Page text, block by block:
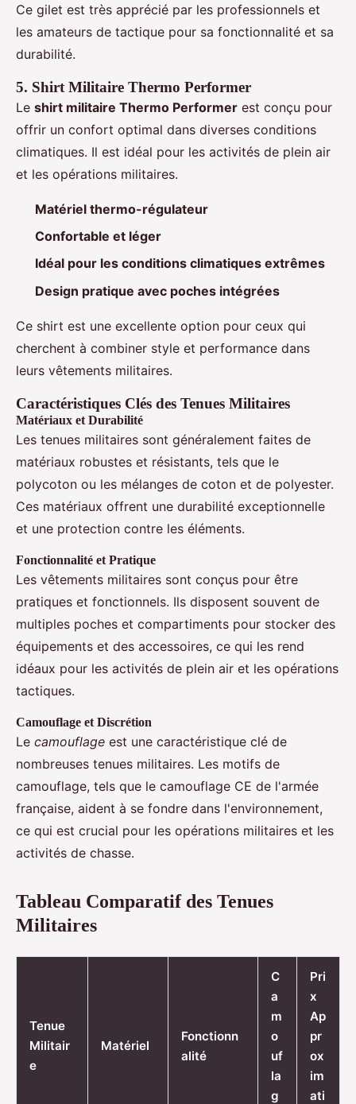
Ce gilet est très apprécié par les professionnels et
les amateurs de tactique pour sa fonctionnalité et sa
durabilité.
5. Shirt Militaire Thermo Performer
Le shirt militaire Thermo Performer est conçu pour
offrir un confort optimal dans diverses conditions
climatiques. Il est idéal pour les activités de plein air
et les opérations militaires.
Matériel thermo-régulateur
Confortable et léger
Idéal pour les conditions climatiques extrêmes
Design pratique avec poches intégrées
Ce shirt est une excellente option pour ceux qui
cherchent à combiner style et performance dans
leurs vêtements militaires.
Caractéristiques Clés des Tenues Militaires
Matériaux et Durabilité
Les tenues militaires sont généralement faites de
matériaux robustes et résistants, tels que le
polycoton ou les mélanges de coton et de polyester.
Ces matériaux offrent une durabilité exceptionnelle
et une protection contre les éléments.
Fonctionnalité et Pratique
Les vêtements militaires sont conçus pour être
pratiques et fonctionnels. Ils disposent souvent de
multiples poches et compartiments pour stocker des
équipements et des accessoires, ce qui les rend
idéaux pour les activités de plein air et les opérations
tactiques.
Camouflage et Discrétion
Le camouflage est une caractéristique clé de
nombreuses tenues militaires. Les motifs de
camouflage, tels que le camouflage CE de l'armée
française, aident à se fondre dans l'environnement,
ce qui est crucial pour les opérations militaires et les
activités de chasse.
Tableau Comparatif des Tenues
Militaires
Tenue
Militair
e
Matériel
Fonctionn
alité
C
a
m
o
uf
la
g
Pri
x
Ap
pr
ox
im
ati